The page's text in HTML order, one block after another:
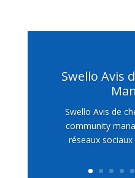
Swello Avis
Swello Avis de
community
réseaux sociaux